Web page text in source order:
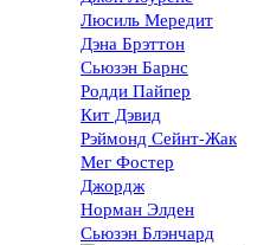
Люсиль Мередит
Дэна Брэттон
Сьюзэн Барнс
Родди Пайпер
Кит Дэвид
Рэймонд Сейнт-Жак
Мег Фостер
Джордж
Норман Элден
Сьюзэн Блэнчард